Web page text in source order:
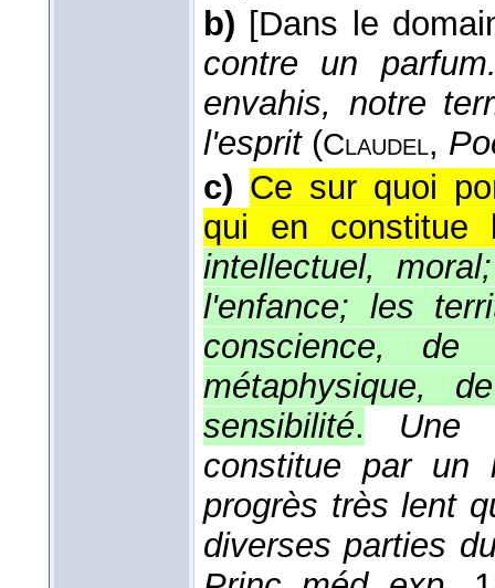
b) [Dans le
contre un
envahis, notre
l'esprit(Claudel,
c) Ce sur quoi
qui en constitue
intellectuel,
l'enfance; les
conscience,
métaphysique,
sensibilité.
Une
constitue par un
progrès très lent
diverses parties